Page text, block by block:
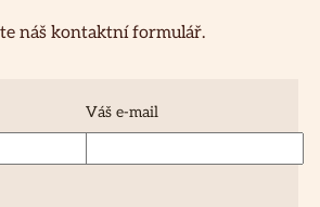
náš kontaktní formulář.
Váš e-mail